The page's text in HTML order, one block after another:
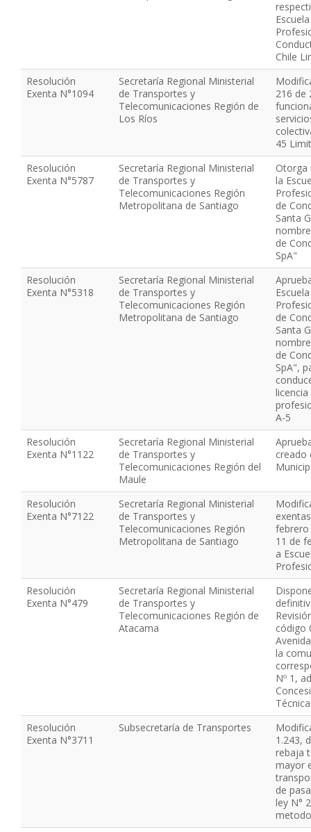
Chile
Resolución
Exenta N°1094
Secretaría Regional Ministerial
de Transportes y
Telecomunicaciones Región de
Los Ríos
216 de
45
Resolución
Exenta N°5787
Secretaría Regional Ministerial
de Transportes y
Telecomunicaciones Región
Metropolitana de Santiago
Otorga
la
de
Santa
de
SpA"
Resolución
Exenta N°5318
Secretaría Regional Ministerial
de Transportes y
Telecomunicaciones Región
Metropolitana de Santiago
de
Santa
de
SpA",
A-5
Resolución
Exenta N°1122
Secretaría Regional Ministerial
de Transportes y
Telecomunicaciones Región del
Maule
creado
Resolución
Exenta N°7122
Secretaría Regional Ministerial
de Transportes y
Telecomunicaciones Región
Metropolitana de Santiago
febrero
11 de
a
Resolución
Exenta N°479
Secretaría Regional Ministerial
de Transportes y
Telecomunicaciones Región de
Atacama
código
la
Nº 1,
Resolución
Exenta N°3711
Subsecretaría de Transportes
1.243,
rebaja
mayor
de
ley N°